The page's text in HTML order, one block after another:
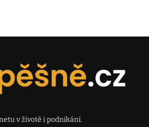
v životě i podnikání.